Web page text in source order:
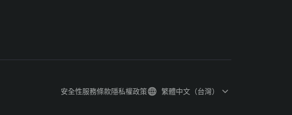
安全性服務條款隱私權政策 繁體中文（台灣）